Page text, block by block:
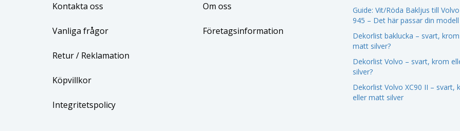
Kontakta oss
Vanliga frågor
Retur/ Reklamation
Köpvillkor
Integritetspolicy
Om oss
Företagsinformation
Guide: Vit/Röda Bakljus till
945 – Det här passar din modell
Dekorlist baklucka – svart,
matt silver?
Dekorlist Volvo – svart, krom
silver?
Dekorlist Volvo XC90 II – svart,
eller matt silver